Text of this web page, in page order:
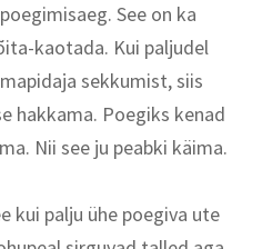
See on ka
kaotada. Kui paljudel
sekkumist, siis
hakkama. Poegiks kenad
Nii see ju peabki käima.
kui palju ühe poegiva ute